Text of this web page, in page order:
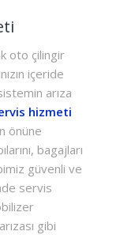
oto çilingir
içeride
arıza
hizmeti
önüne
bagajları
güvenli ve
servis
gibi